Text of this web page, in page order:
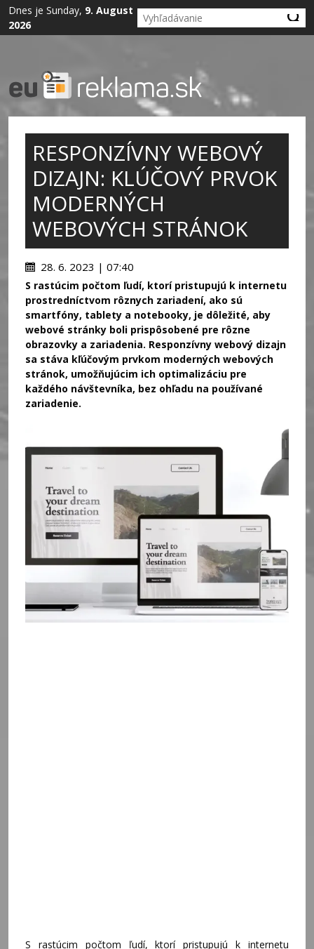
Dnes je Sunday, 9. August
2026
RESPONZÍVNY WEBOVÝ
DIZAJN: KLÚČOVÝ PRVOK
MODERNÝCH
WEBOVÝCH STRÁNOK
28. 6. 2023 | 07:40
S rastúcim počtom ľudí, ktorí pristupujú k internetu
prostredníctvom rôznych zariadení, ako sú
smartfóny, tablety a notebooky, je dôležité, aby
webové stránky boli prispôsobené pre rôzne
obrazovky a zariadenia. Responzívny webový dizajn
sa stáva kľúčovým prvkom moderných webových
stránok, umožňujúcim ich optimalizáciu pre
každého návštevníka, bez ohľadu na používané
zariadenie.
S rastúcim počtom ľudí, ktorí pristupujú k internetu